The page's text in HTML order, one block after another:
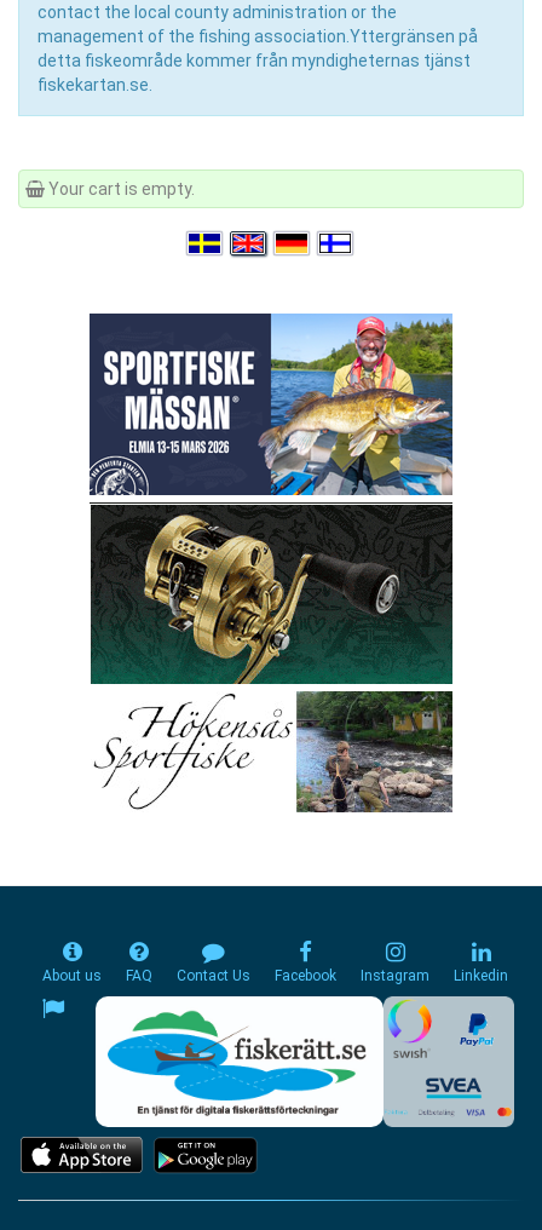
contact the local county administration or the
management of the fishing association.Yttergränsen på
detta fiskeområde kommer från myndigheternas tjänst
fiskekartan.se.
Your cart is empty.
About us FAQ Contact Us Facebook Instagram Linkedin